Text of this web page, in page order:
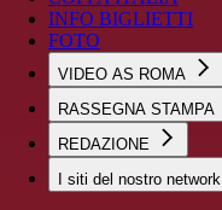
INFO BIGLIETTI
FOTO
VIDEO AS ROMA
RASSEGNA STAMPA
REDAZIONE
I siti del nostro network